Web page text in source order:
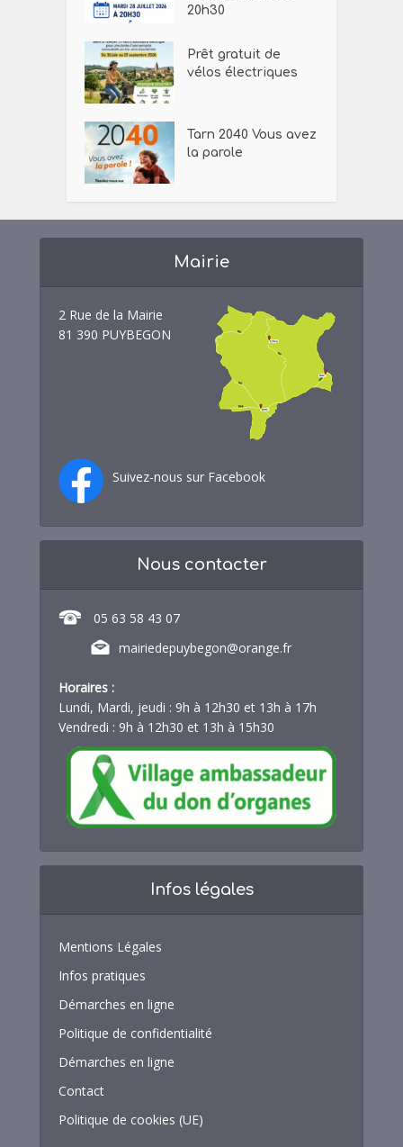
20h30
Prêt gratuit de
vélos électriques
Tarn 2040 Vous avez
la parole
Mairie
2 Rue de la Mairie
81 390 PUYBEGON
Suivez-nous sur Facebook
Nous contacter
05 63 58 43 07
mairiedepuybegon@orange.fr
Horaires :
Lundi, Mardi, jeudi : 9h à 12h30 et 13h à 17h
Vendredi : 9h à 12h30 et 13h à 15h30
Infos légales
Mentions Légales
Infos pratiques
Démarches en ligne
Politique de confidentialité
Démarches en ligne
Contact
Politique de cookies (UE)